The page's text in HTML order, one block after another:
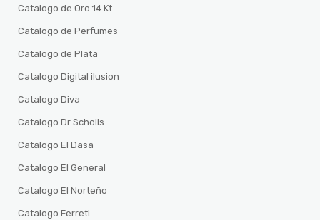
Catalogo de Oro 14 Kt
Catalogo de Perfumes
Catalogo de Plata
Catalogo Digital ilusion
Catalogo Diva
Catalogo Dr Scholls
Catalogo El Dasa
Catalogo El General
Catalogo El Norteño
Catalogo Ferreti